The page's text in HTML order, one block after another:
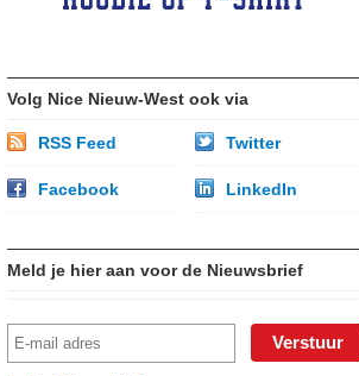
Volg Nice Nieuw-West ook via
RSS Feed Twitter
Facebook LinkedIn
Meld je hier aan voor de Nieuwsbrief